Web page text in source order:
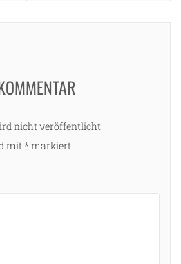
nicht veröffentlicht.
mit* markiert